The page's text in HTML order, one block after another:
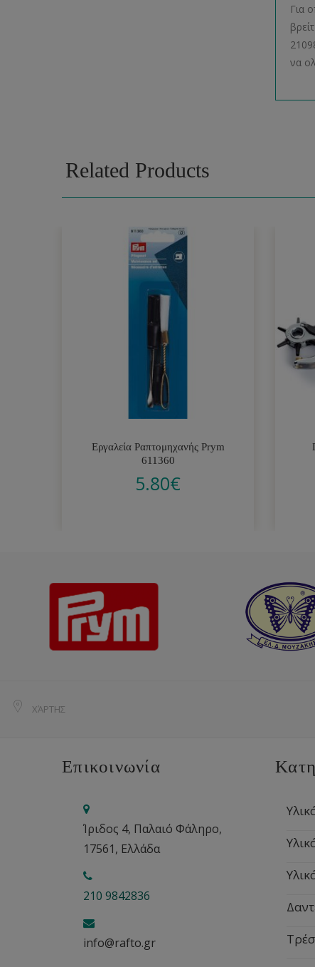
Για
να
Related Products
Εργαλεία Ραπτομηχανής Prym
611360
5.80€
ΧΆΡΤΗΣ
Επικοινωνία
Ίριδος 4, Παλαιό Φάληρο,
17561, Ελλάδα
210 9842836
info@rafto.gr